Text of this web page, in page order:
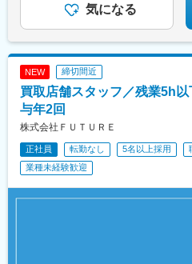
坂駅、竹田駅(京都府)、竹下駅
気になる
NEW 締切間近
買取店舗スタッフ／残業5h
与年2回
株式会社ＦＵＴＵＲＥ
正社員 転勤なし 5名以上採用
業種未経験歓迎